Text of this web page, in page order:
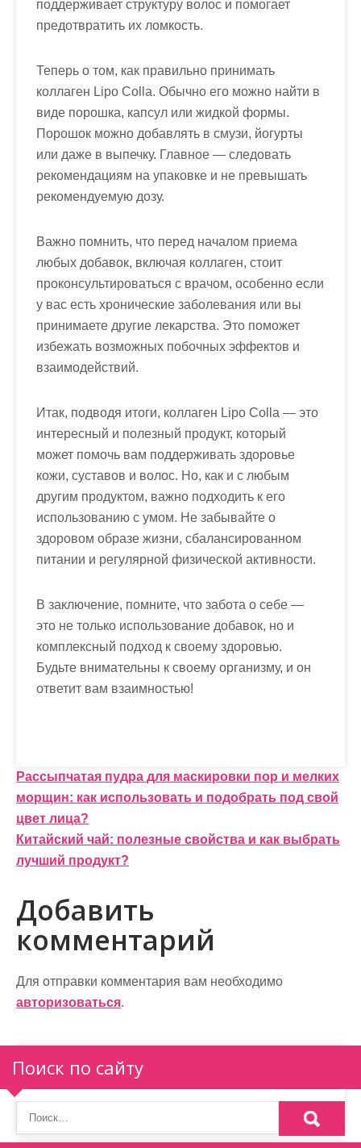
поддерживает структуру волос и помогает
предотвратить их ломкость.
Теперь о том, как правильно принимать
коллаген Lipo Colla. Обычно его можно найти в
виде порошка, капсул или жидкой формы.
Порошок можно добавлять в смузи, йогурты
или даже в выпечку. Главное — следовать
рекомендациям на упаковке и не превышать
рекомендуемую дозу.
Важно помнить, что перед началом приема
любых добавок, включая коллаген, стоит
проконсультироваться с врачом, особенно если
у вас есть хронические заболевания или вы
принимаете другие лекарства. Это поможет
избежать возможных побочных эффектов и
взаимодействий.
Итак, подводя итоги, коллаген Lipo Colla — это
интересный и полезный продукт, который
может помочь вам поддерживать здоровье
кожи, суставов и волос. Но, как и с любым
другим продуктом, важно подходить к его
использованию с умом. Не забывайте о
здоровом образе жизни, сбалансированном
питании и регулярной физической активности.
В заключение, помните, что забота о себе —
это не только использование добавок, но и
комплексный подход к своему здоровью.
Будьте внимательны к своему организму, и он
ответит вам взаимностью!
Н
а
в
и
г
а
ц
и
я
п
о
з
а
Рассыпчатая пудра для маскировки пор и мелких
морщин: как использовать и подобрать под свой
цвет лица?
Китайский чай: полезные свойства и как выбрать
лучший продукт?
Добавить
комментарий
Для отправки комментария вам необходимо
авторизоваться.
Поиск по сайту